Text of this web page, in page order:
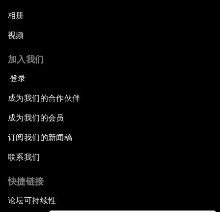
相册
视频
加入我们
登录
成为我们的合作伙伴
成为我们的会员
订阅我们的新闻稿
联系我们
快捷链接
论坛可持续性